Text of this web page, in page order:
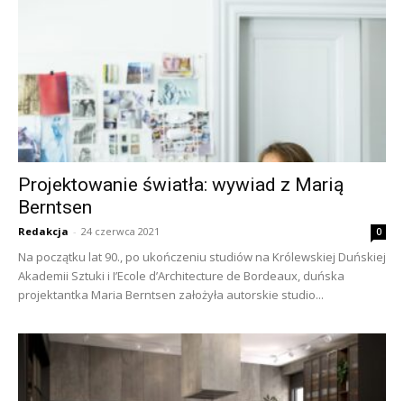
Projektowanie światła: wywiad z Marią
Berntsen
Redakcja - 24 czerwca 2021 0
Na początku lat 90., po ukończeniu studiów na Królewskiej Duńskiej
Akademii Sztuki i I’Ecole d’Architecture de Bordeaux, duńska
projektantka Maria Berntsen założyła autorskie studio...